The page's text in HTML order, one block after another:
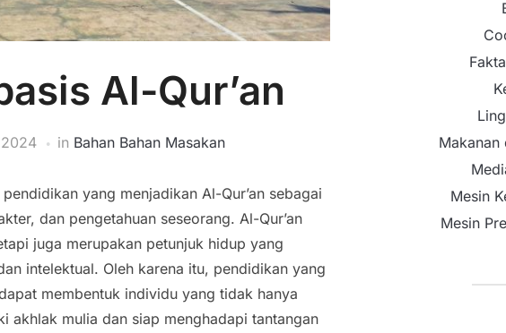
Al-Qur’an
in Bahan Bahan Masakan
yang menjadikan Al-Qur’an sebagai
dan pengetahuan seseorang. Al-Qur’an
juga merupakan petunjuk hidup yang
intelektual. Oleh karena itu, pendidikan yang
membentuk individu yang tidak hanya
akhlak mulia dan siap menghadapi tantangan
Makanan
Mesin
Mesin